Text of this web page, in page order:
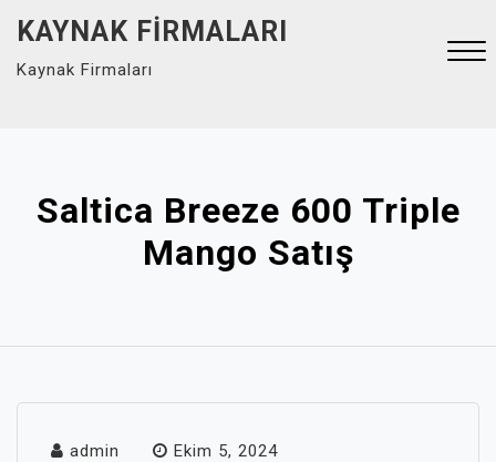
content
KAYNAK FIRMALARI
Kaynak Firmaları
Saltica Breeze 600 Triple
Mango Satış
admin Ekim 5, 2024